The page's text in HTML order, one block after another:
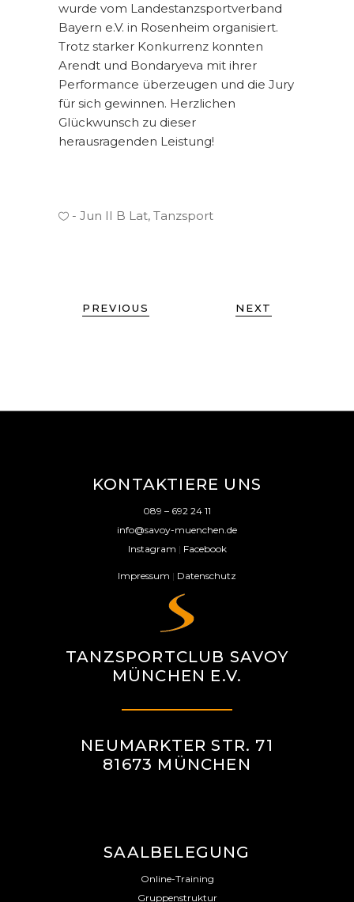
wurde vom Landestanzsportverband
Bayern e.V. in Rosenheim organisiert.
Trotz starker Konkurrenz konnten
Arendt und Bondaryeva mit ihrer
Performance überzeugen und die Jury
für sich gewinnen. Herzlichen
Glückwunsch zu dieser
herausragenden Leistung!
Jun II B Lat, Tanzsport
PREVIOUS NEXT
KONTAKTIERE UNS
089 – 692 24 11
info@savoy-muenchen.de
Instagram | Facebook
Impressum | Datenschutz
TANZSPORTCLUB SAVOY
MÜNCHEN E.V.
NEUMARKTER STR. 71
81673 MÜNCHEN
SAALBELEGUNG
Online-Training
Gruppenstruktur